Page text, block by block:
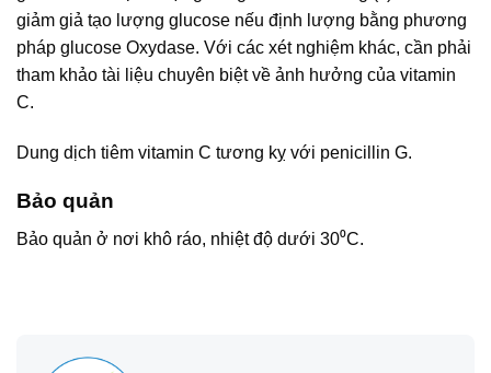
giảm giả tạo lượng glucose nếu định lượng bằng phương
pháp glucose Oxydase. Với các xét nghiệm khác, cần phải
tham khảo tài liệu chuyên biệt về ảnh hưởng của vitamin
C.
Dung dịch tiêm vitamin C tương kỵ với penicillin G.
Bảo quản
Bảo quản ở nơi khô ráo, nhiệt độ dưới 30⁰C.